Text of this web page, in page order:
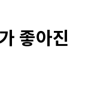
좋아진